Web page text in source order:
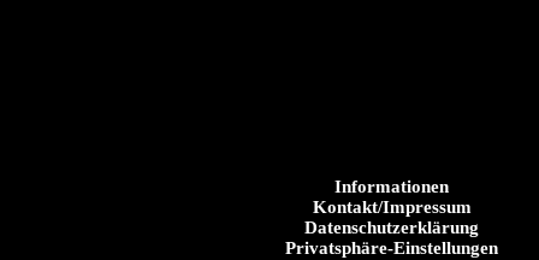
Informationen
Kontakt/Impressum
Datenschutzerklärung
Privatsphäre-Einstellungen